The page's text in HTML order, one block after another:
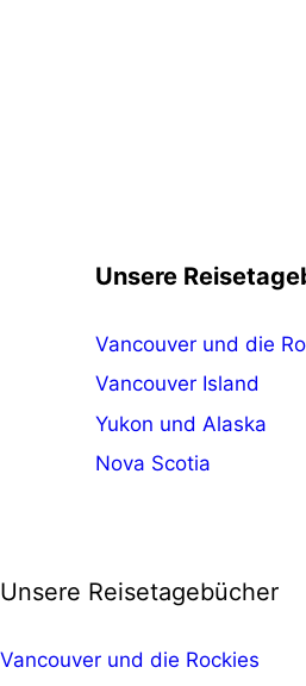
Unsere
Vancouver und die
Vancouver Island
Yukon und Alaska
Nova Scotia
Unsere Reisetagebücher
Vancouver und die Rockies